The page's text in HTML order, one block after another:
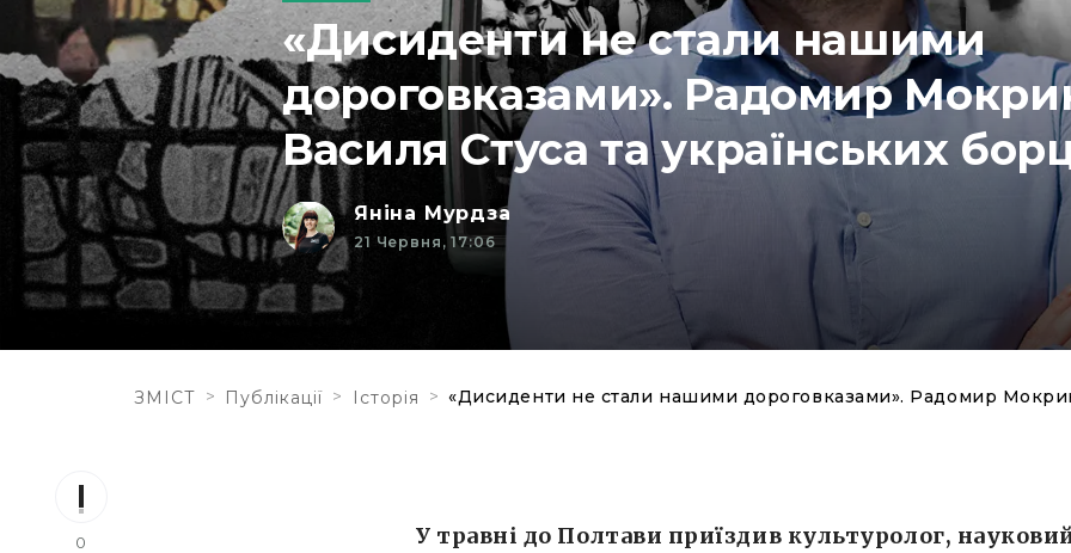
«Дисиденти не стали нашими
дороговказами». Радомир
Василя Стуса та українських
Яніна Мурдза
21 Червня, 17:06
ЗМІСТ > Публікації > Історія > «Дисиденти не стали нашими дороговказами». Радомир
0
У травні до Полтави приїздив культуролог,